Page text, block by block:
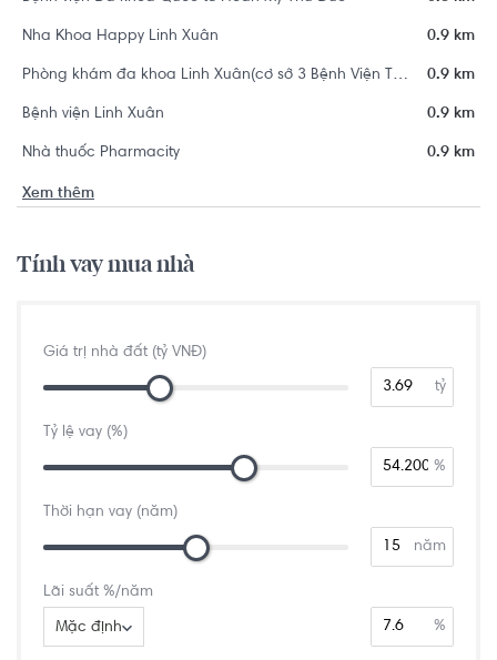
Nha Khoa Happy Linh Xuân 0.9 km
Phòng khám đa khoa Linh Xuân(cơ sở 3 Bệnh Viện Thủ Đức) 0.9 km
Bệnh viện Linh Xuân 0.9 km
Nhà thuốc Pharmacity 0.9 km
Xem thêm
Tính vay mua nhà
Giá trị nhà đất (tỷ VNĐ)
tỷ
Tỷ lệ vay (%)
%
Thời hạn vay (năm)
năm
Lãi suất %/năm
Mặc định %